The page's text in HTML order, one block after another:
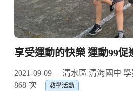
享受運動的快樂 運動99促
2021-09-09 清水區 清海國中
868 次
教學活動